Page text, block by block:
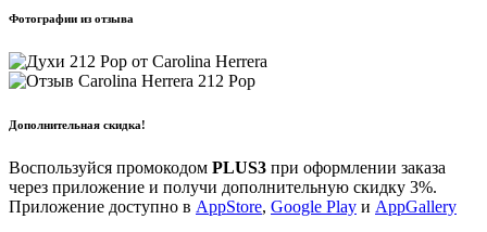
Фотографии из отзыва
Дополнительная скидка!
Воспользуйся промокодом PLUS3 при оформлении заказа
через приложение и получи дополнительную скидку 3%.
Приложение доступно в AppStore, Google Play и AppGallery